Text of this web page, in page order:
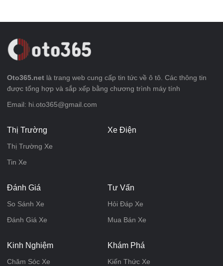
Oto365.net là trang web cung cấp tin tức về ô tô. Các thông tin
được tổng hợp và sắp xếp bằng chương trình máy tính
Email: hi.oto365@gmail.com
Thị Trường
Thị Trường Xe
Tin Xe
Xe Điện
Đánh Giá
So Sánh Xe
Đánh Giá Xe
Tư Vấn
Hỏi Đáp Xe
Mua Bán Xe
Kinh Nghiệm
Chăm Sóc Xe
Khám Phá
Kiến Thức Xe